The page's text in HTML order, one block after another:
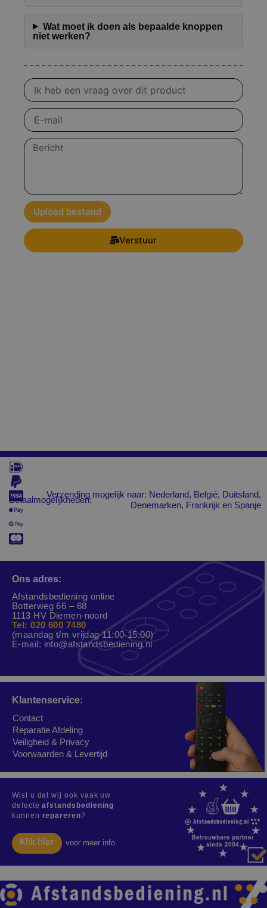
Wat moet ik doen als bepaalde knoppen
niet werken?
Vraag
over
product
E-
mail
Bericht
Upload bestand
Verstuur
Betaalmogelijkheden:
Verzending mogelijk naar: Nederland, Belgié, Duitsland,
Denemarken, Frankrijk en Spanje
Ons adres:
Afstandsbediening online
Botterweg 66 – 68
1113 HV Diemen-noord
Tel: 020 600 7480
(maandag t/m vrijdag 11:00-15:00)
E-mail: info@afstandsbediening.nl
Klantenservice:
Contact
Reparatie Afdeling
Veiligheid & Privacy
Voorwaarden & Levertijd
Wist u dat wij ook vaak uw
defecteafstandsbediening
kunnen repareren?
Klik hier voor meer info.